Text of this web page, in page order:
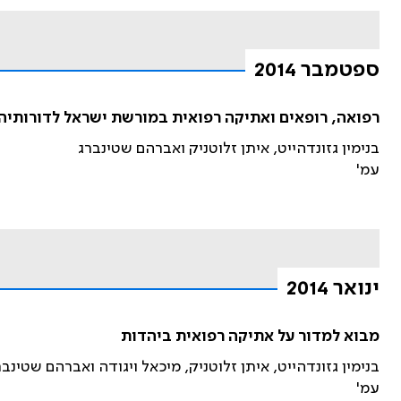
ספטמבר 2014
רפואה, רופאים ואתיקה רפואית במורשת ישראל
בנימין גזונדהייט, איתן זלוטניק ואברהם שטינברג
עמ'
ינואר 2014
מבוא למדור על אתיקה רפואית ביהדות
בנימין גזונדהייט, איתן זלוטניק, מיכאל ויגודה ואברהם
עמ'